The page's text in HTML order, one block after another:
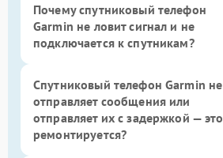
Почему спутниковый телефон
Garmin не ловит сигнал и не
подключается к спутникам?
Спутниковый телефон Garmin не
отправляет сообщения или
отправляет их с задержкой — это
ремонтируется?